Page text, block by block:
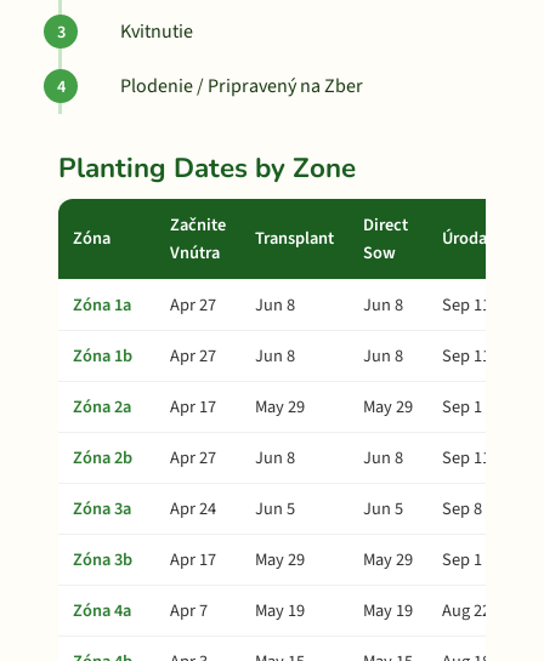
Kvitnutie
Plodenie / Pripravený na Zber
Planting Dates by Zone
Zóna
Začnite
Vnútra
Transplant
Direct
Sow
Úroda
Zóna 1a Apr 27 Jun 8 Jun 8
Sep 11
Zóna 1b
Apr 27 Jun 8 Jun 8
Sep 11
Zóna 2a
Apr 17 May 29 May 29
Sep 1
Zóna 2b
Apr 27 Jun 8 Jun 8
Sep 11
Zóna 3a
Apr 24 Jun 5 Jun 5
Sep 8
Zóna 3b
Apr 17 May 29 May 29
Sep 1
Zóna 4a
Apr 7 May 19 May 19
Aug 22